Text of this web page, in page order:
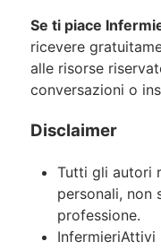
Se ti piace
ricevere
alle risorse
conversazioni o
Disclaimer
Tutti gli autori
personali, non
professione.
InfermieriAttivi